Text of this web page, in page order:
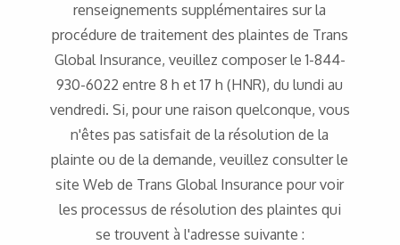
renseignements supplémentaires sur la
procédure de traitement des plaintes de Trans
Global Insurance, veuillez composer le 1-844-
930-6022 entre 8 h et 17 h (HNR), du lundi au
vendredi. Si, pour une raison quelconque, vous
n'êtes pas satisfait de la résolution de la
plainte ou de la demande, veuillez consulter le
site Web de Trans Global Insurance pour voir
les processus de résolution des plaintes qui
se trouvent à l'adresse suivante :